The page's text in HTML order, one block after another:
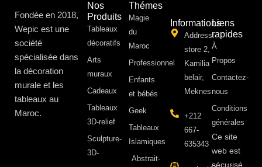
Fondée en 2018,
Wepic est une
société
spécialisée dans
la décoration
murale et les
tableaux au
Maroc.
Nos
Produits
Tableaux
décoratifs
Arts
muraux
Cadeaux
Tableaux
3D-relief
Sculpture-
3D-
Thémes
Magie
du
Maroc
Professionnel
Enfants
et bébés
Geek
Tableaux
Islamiques
Abstrait-
Informations
Address:
store 2,
Kamilia
belair,
Meknes
+212
667-
635343
Liens
rapides
À
Propos ​
Contactez-
nous
Conditions
générales
Ce site
web est
sécurisé